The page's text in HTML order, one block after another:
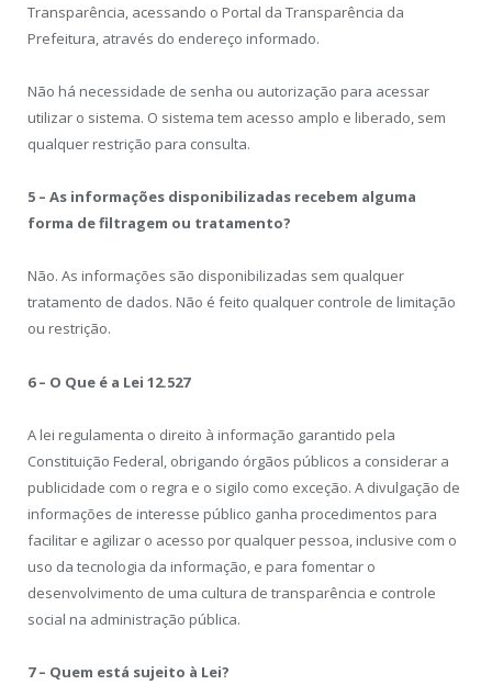
Transparência, acessando o Portal da Transparência da
Prefeitura, através do endereço informado.
Não há necessidade de senha ou autorização para acessar
utilizar o sistema. O sistema tem acesso amplo e liberado, sem
qualquer restrição para consulta.
5 – As informações disponibilizadas recebem alguma
forma de filtragem ou tratamento?
Não. As informações são disponibilizadas sem qualquer
tratamento de dados. Não é feito qualquer controle de limitação
ou restrição.
6 – O Que é a Lei 12.527
A lei regulamenta o direito à informação garantido pela
Constituição Federal, obrigando órgãos públicos a considerar a
publicidade com o regra e o sigilo como exceção. A divulgação de
informações de interesse público ganha procedimentos para
facilitar e agilizar o acesso por qualquer pessoa, inclusive com o
uso da tecnologia da informação, e para fomentar o
desenvolvimento de uma cultura de transparência e controle
social na administração pública.
7 – Quem está sujeito à Lei?